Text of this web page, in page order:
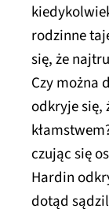
rodzinne
się, że
Czy można
odkryje się,
czując się
Hardin
dotąd